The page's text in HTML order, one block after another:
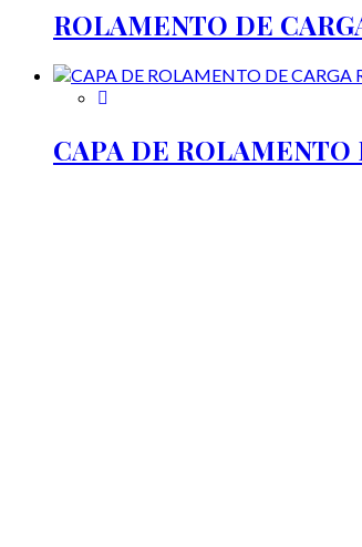
ROLAMENTO DE
CAPA DE